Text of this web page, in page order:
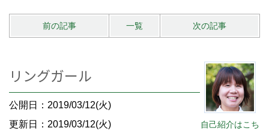
前の記事 一覧 次の記事
自己紹介はこち
リングガール
公開日：2019/03/12(火)
更新日：2019/03/12(火)